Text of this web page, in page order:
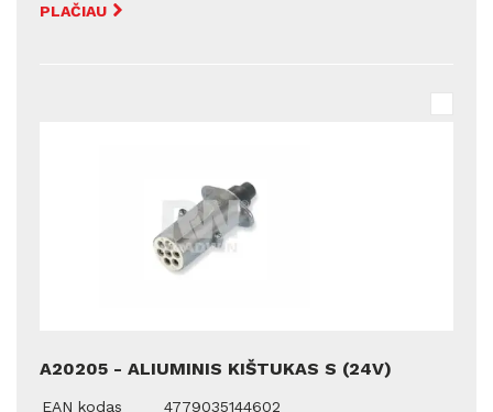
PLAČIAU
A20205 - ALIUMINIS KIŠTUKAS S (24V)
EAN kodas 4779035144602